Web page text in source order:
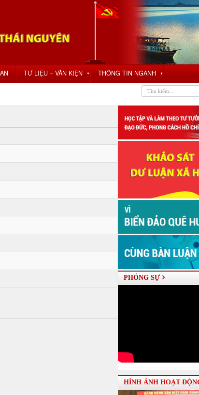
TƯ LIỆU – VĂN KIỆN ▼ THÔNG TIN NGÀNH ▼
PHÓNG SỰ
HÌNH ẢNH HOẠT